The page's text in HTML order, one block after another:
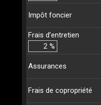
Impôt foncier
Frais d’entretien
%
Assurances
Frais de copropriété